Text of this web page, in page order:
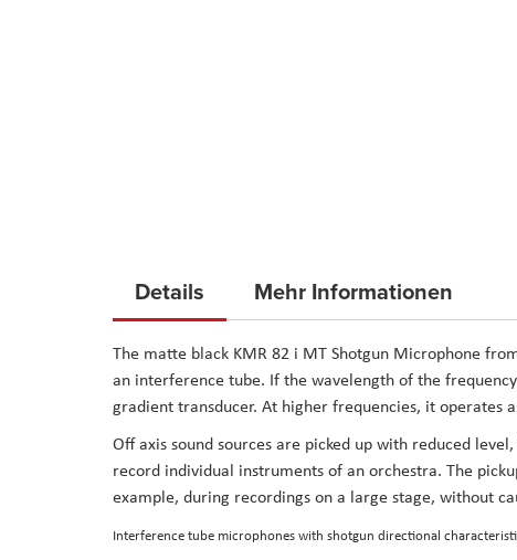
the
of
the
images
gallery
Details
The matte black KMR 82 i MT Shotgun Microphone
an interference tube. If the wavelength of the
gradient transducer. At higher frequencies, it operates
Off axis sound sources are picked up with reduced
record individual instruments of an orchestra. The
example, during recordings on a large stage, without
Interference tube microphones with shotgun directional
Mehr Informationen